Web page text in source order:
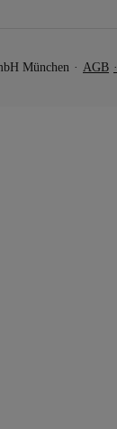
München AGB